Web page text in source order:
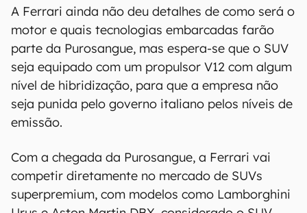
A Ferrari ainda não deu detalhes de como será o
motor e quais tecnologias embarcadas farão
parte da Purosangue, mas espera-se que o SUV
seja equipado com um propulsor V12 com algum
nível de hibridização, para que a empresa não
seja punida pelo governo italiano pelos níveis de
emissão.
Com a chegada da Purosangue, a Ferrari vai
competir diretamente no mercado de SUVs
superpremium, com modelos como Lamborghini